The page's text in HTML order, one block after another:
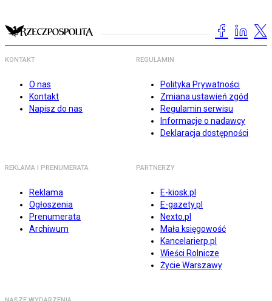
KONTAKT
O nas
Kontakt
Napisz do nas
REGULAMIN
Polityka Prywatności
Zmiana ustawień zgód
Regulamin serwisu
Informacje o nadawcy
Deklaracja dostępności
REKLAMA I PRENUMERATA
Reklama
Ogłoszenia
Prenumerata
Archiwum
PARTNERZY
E-kiosk.pl
E-gazety.pl
Nexto.pl
Mała księgowość
Kancelarierp.pl
Wieści Rolnicze
Życie Warszawy